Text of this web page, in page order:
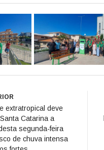
extratropical deve
Catarina a
segunda-feira
de chuva intensa